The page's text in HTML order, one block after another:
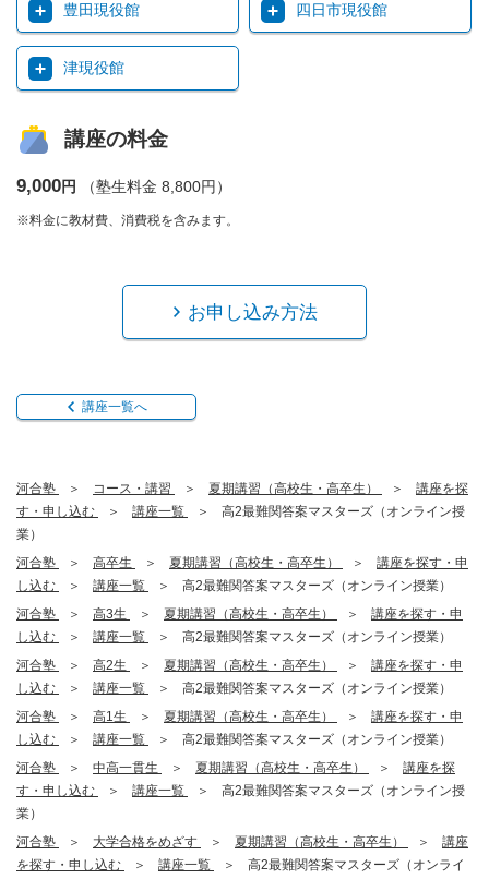
豊田現役館 四日市現役館
津現役館
講座の料金
9,000円 （塾生料金 8,800円）
※料金に教材費、消費税を含みます。
お申し込み方法
講座一覧へ
河合塾 コース・講習 夏期講習（高校生・高卒生）
講座を探
す・申し込む
講座一覧
高2最難関答案マスターズ（オンライン授
業）
河合塾
高卒生 夏期講習（高校生・高卒生）
講座を探す・申
し込む
講座一覧
高2最難関答案マスターズ（オンライン授業）
河合塾
高3生 夏期講習（高校生・高卒生）
講座を探す・申
し込む
講座一覧
高2最難関答案マスターズ（オンライン授業）
河合塾
高2生 夏期講習（高校生・高卒生）
講座を探す・申
し込む
講座一覧
高2最難関答案マスターズ（オンライン授業）
河合塾
高1生 夏期講習（高校生・高卒生）
講座を探す・申
し込む
講座一覧
高2最難関答案マスターズ（オンライン授業）
河合塾
中高一貫生 夏期講習（高校生・高卒生）
講座を探
す・申し込む
講座一覧
高2最難関答案マスターズ（オンライン授
業）
河合塾
大学合格をめざす 夏期講習（高校生・高卒生）
講座
を探す・申し込む
講座一覧
高2最難関答案マスターズ（オンライ